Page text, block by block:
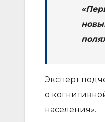
Эксперт
о
населения».